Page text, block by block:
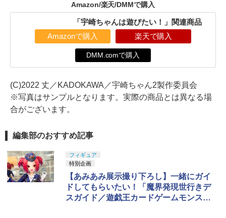
Amazon/楽天/DMMで購入
「宇崎ちゃんは遊びたい！」関連商品
Amazonで購入 楽天で購入
DMM.comで購入
(C)2022 丈／KADOKAWA／宇崎ちゃん2製作委員会
※写真はサンプルとなります。実際の商品とは異なる場
合がございます。
編集部のおすすめ記事
フィギュア
特別企画
【あみあみ展示撮り下ろし】一緒にガイ
ドしてもらいたい！「魔界発現世行きデ
スガイド／遊戯王カードゲームモンスタ